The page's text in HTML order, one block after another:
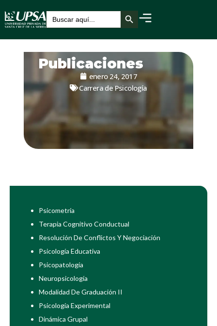
Buscar: Botón de búsqueda
Publicaciones
enero 24, 2017
Carrera de Psicología
Psicometría
Terapia Cognitivo Conductual
Resolución De Conflictos Y Negociación
Psicología Educativa
Psicopatología
Neuropsicología
Modalidad De Graduación II
Psicología Experimental
Dinámica Grupal